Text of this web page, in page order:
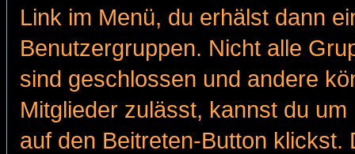
Link im Menü, du erhälst dann
Benutzergruppen. Nicht alle
sind geschlossen und andere
Mitglieder zulässt, kannst du
auf den Beitreten-Button